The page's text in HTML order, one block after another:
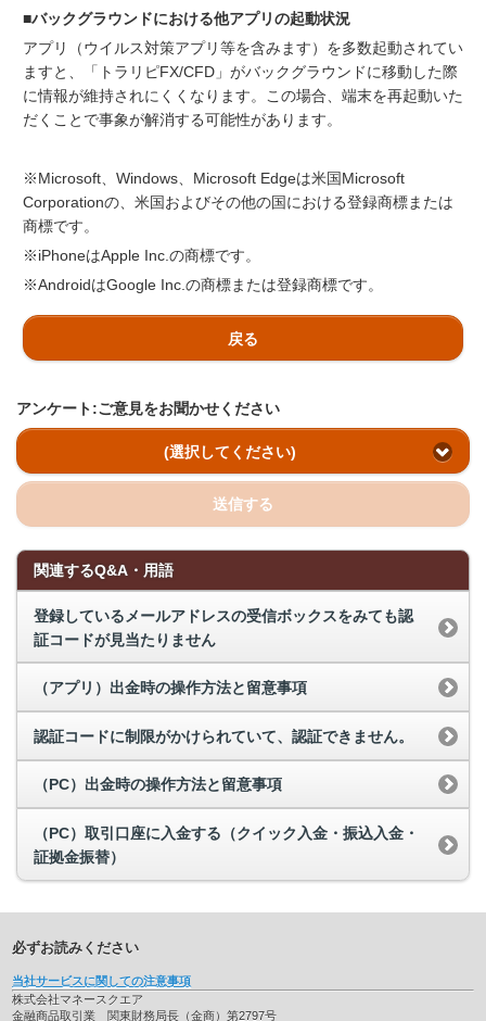
■バックグラウンドにおける他アプリの起動状況
アプリ（ウイルス対策アプリ等を含みます）を多数起動されてい
ますと、「トラリピFX/CFD」がバックグラウンドに移動した際
に情報が維持されにくくなります。この場合、端末を再起動いた
だくことで事象が解消する可能性があります。
※Microsoft、Windows、Microsoft Edgeは米国Microsoft
Corporationの、米国およびその他の国における登録商標または
商標です。
※iPhoneはApple Inc.の商標です。
※AndroidはGoogle Inc.の商標または登録商標です。
戻る
アンケート:ご意見をお聞かせください
(選択してください)
送信する
関連するQ&A・用語
登録しているメールアドレスの受信ボックスをみても認
証コードが見当たりません
（アプリ）出金時の操作方法と留意事項
認証コードに制限がかけられていて、認証できません。
（PC）出金時の操作方法と留意事項
（PC）取引口座に入金する（クイック入金・振込入金・
証拠金振替）
必ずお読みください
当社サービスに関しての注意事項
株式会社マネースクエア
金融商品取引業 関東財務局長（金商）第2797号